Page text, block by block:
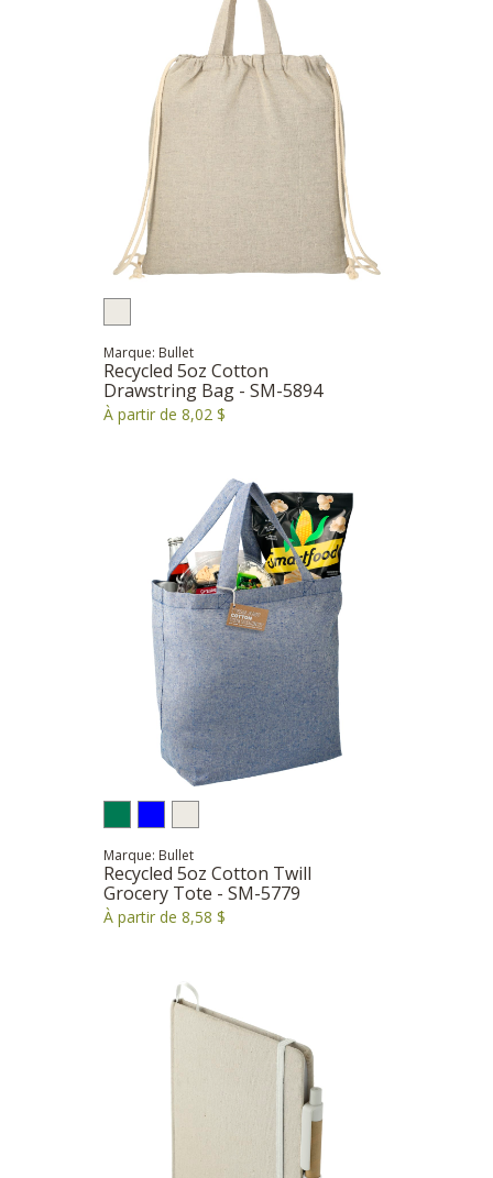
Marque: Bullet
Recycled 5oz Cotton
Drawstring Bag - SM-5894
À partir de 8,02 $
Marque: Bullet
Recycled 5oz Cotton Twill
Grocery Tote - SM-5779
À partir de 8,58 $